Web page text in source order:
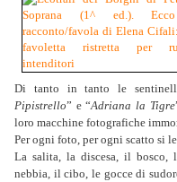
Di tanto in tanto le
Pipistrello” e “Adriana la Tigre
loro macchine fotografiche
Per ogni foto, per ogni scatto si
La salita, la discesa, il
nebbia, il cibo, le gocce di